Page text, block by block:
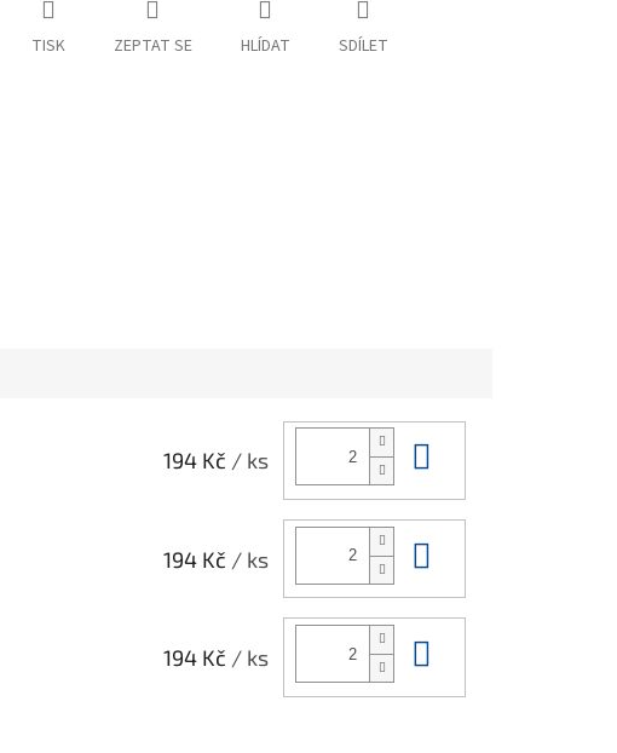
TISK ZEPTAT SE HLÍDAT SDÍLET
194 Kč / ks
194 Kč / ks
194 Kč / ks